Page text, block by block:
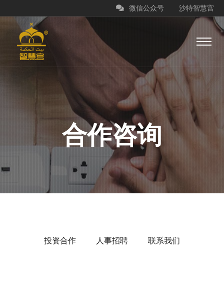
沙特智慧宫
微信公众号
合作咨询
投资合作 人事招聘 联系我们